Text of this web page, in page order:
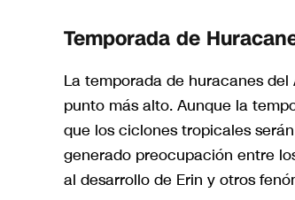
Temporada de
La temporada de huracanes
punto más alto. Aunque la
que los ciclones tropicales
generado preocupación entre
al desarrollo de Erin y otros